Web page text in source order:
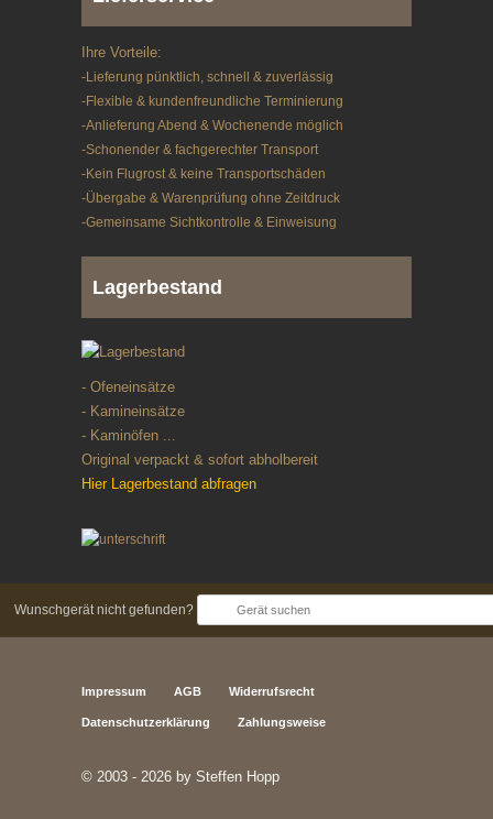
Ihre Vorteile:
-Lieferung pünktlich, schnell & zuverlässig
-Flexible & kundenfreundliche Terminierung
-Anlieferung Abend & Wochenende möglich
-Schonender & fachgerechter Transport
-Kein Flugrost & keine Transportschäden
-Übergabe & Warenprüfung ohne Zeitdruck
-Gemeinsame Sichtkontrolle & Einweisung
Lagerbestand
- Ofeneinsätze
- Kamineinsätze
- Kaminöfen ...
Original verpackt & sofort abholbereit
Hier Lagerbestand abfragen
Wunschgerät nicht gefunden?
Impressum AGB Widerrufsrecht
Datenschutzerklärung Zahlungsweise
© 2003 - 2026 by Steffen Hopp